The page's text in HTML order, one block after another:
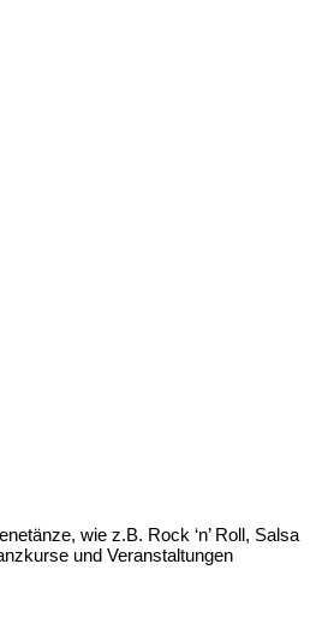
wie z.B. Rock ‘n’ Roll, Salsa
und Veranstaltungen